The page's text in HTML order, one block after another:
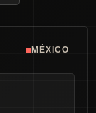
MÉXICO